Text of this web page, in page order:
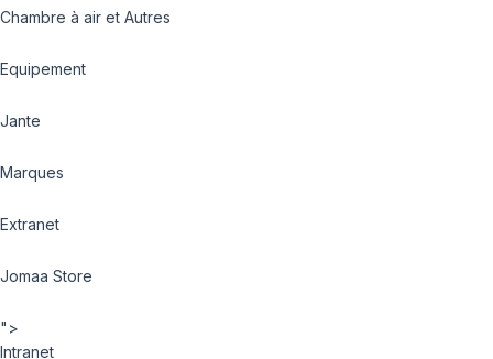
Chambre à air et Autres
Equipement
Jante
Marques
Extranet
Jomaa Store
">
Intranet